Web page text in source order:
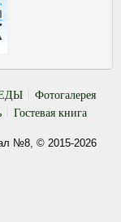
Фотогалерея
Гостевая книга
№8, © 2015-2026